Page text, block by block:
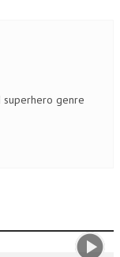
superhero genre